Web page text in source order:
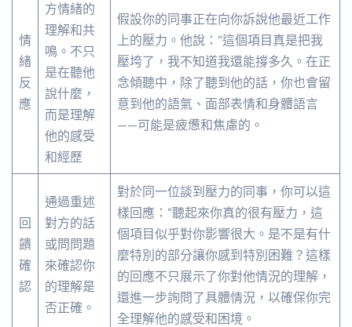
情
緒
反
應
方情緒的
理解和共
鳴。不只
是在聽他
說什麼，
而是理解
他的感受
和經歷
假設你的同事正在向你訴說他最近工作
上的壓力。他說：“這個項目真是把我
壓垮了，我不知道我還能撐多久。在正
念傾聽中，除了聽到他的話，你也會留
意到他的語氣、面部表情和身體語言
——可能是疲憊和焦慮的。
回
饋
確
認
通過重述
對方的話
或問問題
來確認你
的理解是
否正確。
對於同一位談到壓力的同事，你可以這
樣回應：“聽起來你真的很有壓力，這
個項目似乎對你影響很大。是不是有什
麼特別的部分讓你感到特別困難？這樣
的回應不只展示了你對他情況的理解，
還進一步詢問了具體情況，以確保你完
全理解他的感受和困境。